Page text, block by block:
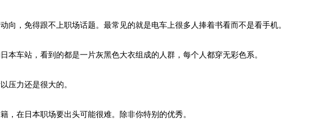
，免得跟不上职场话题。最常见的就是电车上很多人捧着书看而不是看手机。
车站，看到的都是一片灰黑色大衣组成的人群，每个人都穿无彩色系。
压力还是很大的。
在日本职场要出头可能很难。除非你特别的优秀。